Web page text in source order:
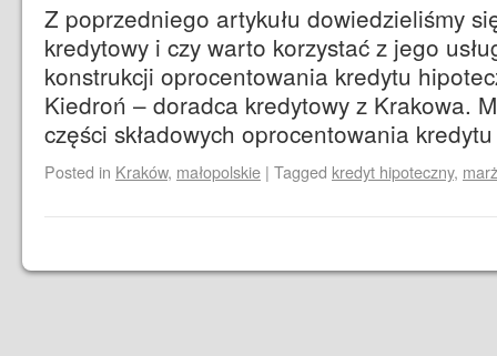
Z poprzedniego artykułu dowiedzieliśmy
kredytowy i czy warto korzystać z jego
konstrukcji oprocentowania kredytu
Kiedroń – doradca kredytowy z Krakowa.
części składowych oprocentowania
Posted in Kraków, małopolskie | Tagged kredyt hipoteczny,